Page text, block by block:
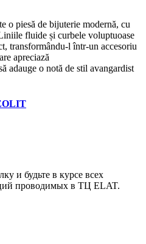
o piesă de bijuterie modernă, cu
fluide și curbele voluptuoase
transformându-l într-un accesoriu
apreciază
adauge o notă de stil avangardist
и будьте в курсе всех
проводимых в ТЦ ELAT.